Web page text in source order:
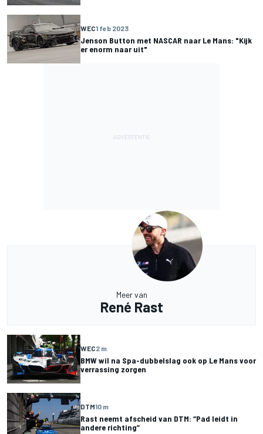
WEC1 feb 2023
Jenson Button met NASCAR naar Le Mans: "Kijk
er enorm naar uit"
Meer van
René Rast
WEC2 m
BMW wil na Spa-dubbelslag ook op Le Mans voor
verrassing zorgen
DTM10 m
Rast neemt afscheid van DTM: “Pad leidt in
andere richting”